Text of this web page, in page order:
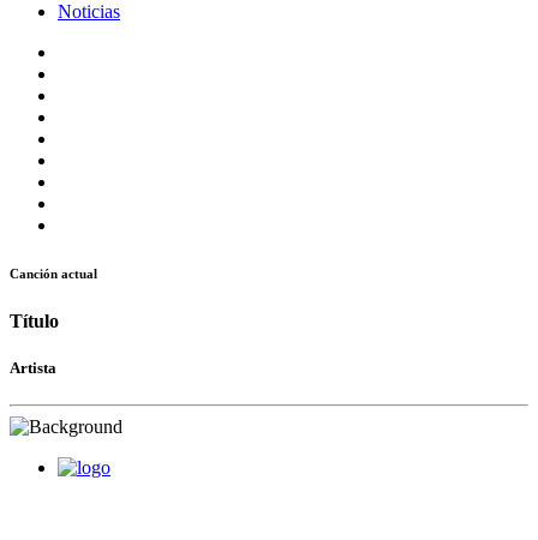
Noticias
Canción actual
Título
Artista